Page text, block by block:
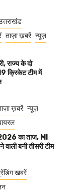
ताज़ा ख़बरें न्यूज़
राज्य के दो
क्रिकेट टीम में
ख़बरें न्यूज़
का ताज, MI
बनी तीसरी टीम
खबरें